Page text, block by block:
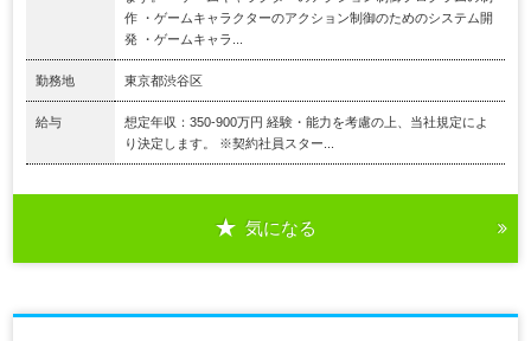
作 ・ゲームキャラクターのアクション制御のためのシステム開
発 ・ゲームキャラ...
勤務地 東京都渋谷区
給与
想定年収：350-900万円 経験・能力を考慮の上、当社規定によ
り決定します。 ※契約社員スター...
気になる